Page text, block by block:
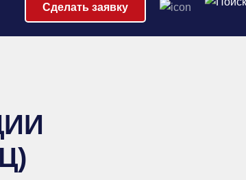
Сделать заявку